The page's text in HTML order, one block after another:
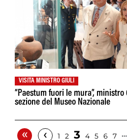
VISITA MINISTRO GIULI
“Paestum fuori le mura”,
sezione del Museo Nazionale
« ‹ 1 2 3 4 5 6 7 …